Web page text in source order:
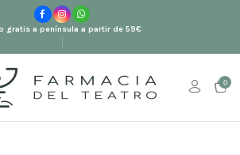
gratis a península a partir de 59€
0